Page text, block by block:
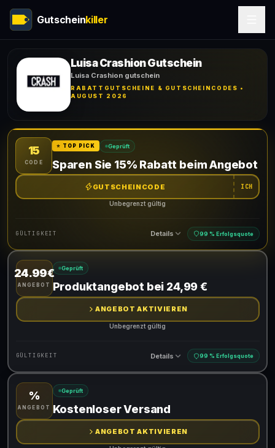
Gutscheinkiller
Luisa Crashion Gutschein
Luisa Crashion gutschein
RABATTGUTSCHEINE & GUTSCHEINCODES •
AUGUST 2026
15
CODE
⭐ TOP PICK Geprüft
Sparen Sie 15% Rabatt beim Angebot
GUTSCHEINCODE ICH
Unbegrenzt gültig
GÜLTIGKEIT Details 99 % Erfolgsquote
Gültig für teilnehmende Produkte
Gib den Code an der Kasse ein, um den Rabatt zu erhalten
24.99€
ANGEBOT
Geprüft
Produktangebot bei 24,99 €
ANGEBOT AKTIVIEREN
Unbegrenzt gültig
GÜLTIGKEIT Details 99 % Erfolgsquote
Gültig für teilnehmende Produkte
%
ANGEBOT
Geprüft
Kostenloser Versand
ANGEBOT AKTIVIEREN